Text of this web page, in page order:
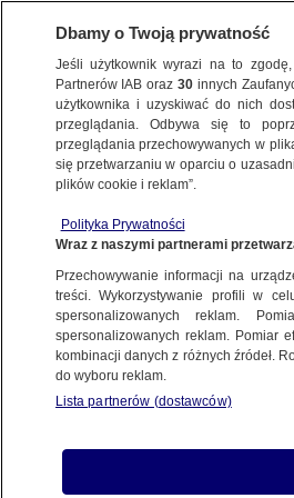
POLSKA
Romanowski to nie był
10.12.2024, 20:51
Udostępnij
Dbamy o Twoją prywatność
Jeśli użytkownik wyrazi na to
Partnerów IAB oraz30 innych
użytkownika i uzyskiwać do nich
przeglądania. Odbywa się to
przeglądania przechowywanych w
się przetwarzaniu w oparciu o
plików cookie i reklam”.
Polityka Prywatności
Wraz z naszymi partnerami
Przechowywanie informacji na
treści. Wykorzystywanie profili w
spersonalizowanych reklam.
spersonalizowanych reklam. Pomiar
kombinacji danych z różnych źródeł.
do wyboru reklam.
Lista partnerów (dostawców)